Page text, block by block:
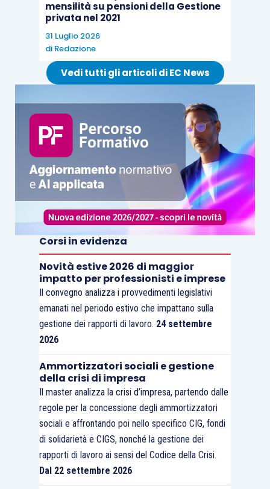
mensilità su pensioni della Gestione
privata nel 2021
31 Luglio 2026
di Redazione
Vedi tutti gli articoli di EC News
Corsi in evidenza
Novità estive 2026 di maggior
impatto per professionisti e imprese
Il convegno analizza i provvedimenti legislativi
emanati nel periodo estivo che impattano sulla
gestione dei rapporti di lavoro. 24 settembre
2026
Ammortizzatori sociali e gestione
della crisi di impresa
Il master analizza la crisi d’impresa, partendo dalle
regole per la concessione degli ammortizzatori
sociali e affrontando poi nello specifico CIG, fondi
di solidarietà e CIGS, nonché la gestione dei
rapporti di lavoro ai sensi del Codice della Crisi.
Dal 22 settembre 2026